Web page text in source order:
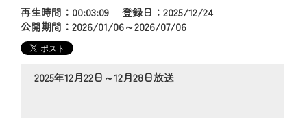
再生時間：00:03:09 登録日：2025/12/24
公開期間：2026/01/06～2026/07/06
2025年12月22日～12月28日放送
【変更点】
◆デザイン変更により、お住まいの地域
の動画コンテンツが一目瞭然。
◆当社アプリやＰＣブラウザから、いつ
でも・どこでも・外出先でも！